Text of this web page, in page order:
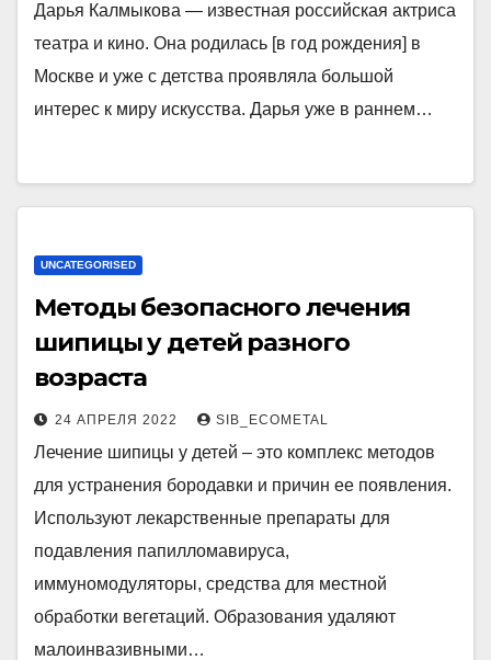
Дарья Калмыкова — известная российская актриса
театра и кино. Она родилась [в год рождения] в
Москве и уже с детства проявляла большой
интерес к миру искусства. Дарья уже в раннем…
UNCATEGORISED
Методы безопасного лечения
шипицы у детей разного
возраста
24 АПРЕЛЯ 2022 SIB_ECOMETAL
Лечение шипицы у детей – это комплекс методов
для устранения бородавки и причин ее появления.
Используют лекарственные препараты для
подавления папилломавируса,
иммуномодуляторы, средства для местной
обработки вегетаций. Образования удаляют
малоинвазивными…